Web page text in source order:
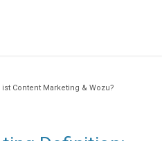
Content Marketing & Wozu?